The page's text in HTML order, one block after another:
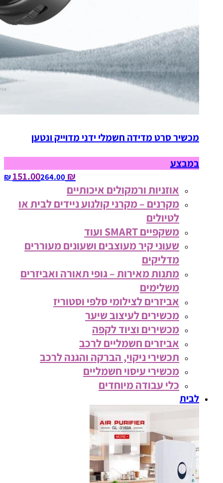
מכשיר סרט מדידה חשמלי ידני מדוייק ונטען
במבצע
₪ 151.00
264.00‏ ₪
אוזניות ורמקולים איכותיים
מקרנים – מקרני קולנוע ניידים לבית או
לטיולים
משקפיים SMART ועוד
שעוני קיר מעוצבים ושעונים מעוררים
מדליקים
מתנות מאירות – גופי תאורה ואביזרים
משלימים
אביזרים לצילומי סלפי וסטוריז
מכשירים לעיצוב שיער
מכשירים וציוד לקפה
אביזרים חשמליים לרכב
תכשירי ניקוי, הברקה והגנה לרכב
מכשירי עיסוי חשמליים
כלי עבודה מיוחדים
לבית